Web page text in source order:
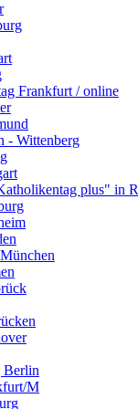
Frankfurt / online
- Wittenberg
plus" in
Berlin
M